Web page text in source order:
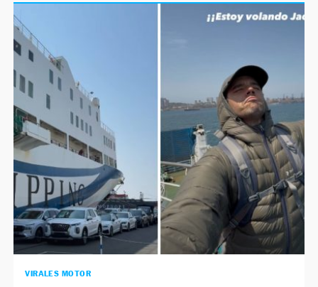
VIRALES MOTOR